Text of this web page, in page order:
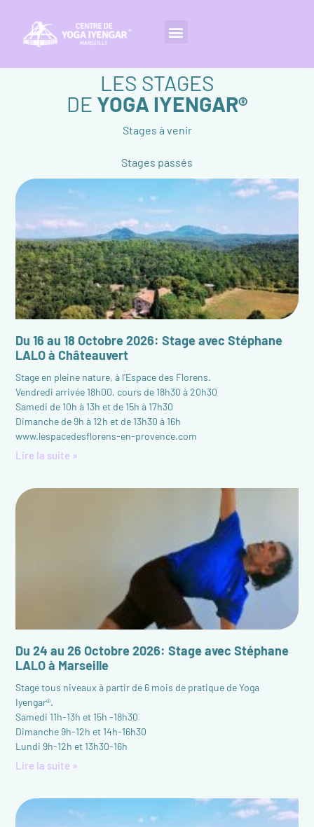
LES STAGES
DE YOGA IYENGAR®
Stages à venir
Stages passés
Du 16 au 18 Octobre 2026: Stage avec Stéphane
LALO à Châteauvert
Stage en pleine nature, à l’Espace des Florens.
Vendredi arrivée 18h00, cours de 18h30 à 20h30
Samedi de 10h à 13h et de 15h à 17h30
Dimanche de 9h à 12h et de 13h30 à 16h
www.lespacedesflorens-en-provence.com
Lire la suite »
Du 24 au 26 Octobre 2026: Stage avec Stéphane
LALO à Marseille
Stage tous niveaux à partir de 6 mois de pratique de Yoga
Iyengar®.
Samedi 11h-13h et 15h -18h30
Dimanche 9h-12h et 14h-16h30
Lundi 9h-12h et 13h30-16h
Lire la suite »